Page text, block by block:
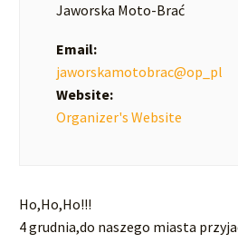
Jaworska Moto-Brać
Email:
jaworskamotobrac@op_pl
Website:
Organizer's Website
Ho,Ho,Ho!!!
4 grudnia,do naszego miasta